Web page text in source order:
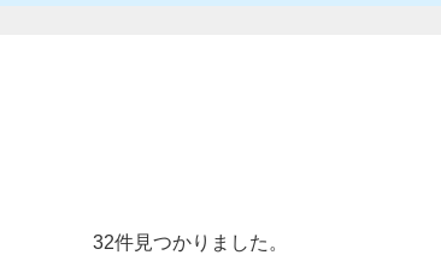
32件見つかりました。